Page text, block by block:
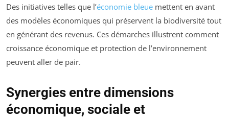
Des initiatives telles que l’économie bleue mettent en avant
des modèles économiques qui préservent la biodiversité tout
en générant des revenus. Ces démarches illustrent comment
croissance économique et protection de l’environnement
peuvent aller de pair.
Synergies entre dimensions
économique, sociale et